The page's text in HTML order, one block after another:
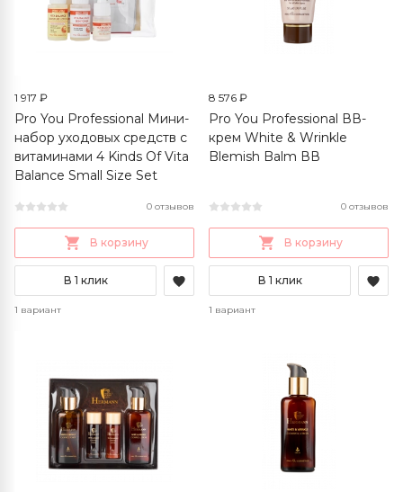
1 917 ₽
Pro You Professional Мини-
набор уходовых средств с
витаминами 4 Kinds Of Vita
Balance Small Size Set
0 отзывов
В корзину
В 1 клик
1 вариант
8 576 ₽
Pro You Professional ВВ-
крем White & Wrinkle
Blemish Balm ВВ
0 отзывов
В корзину
В 1 клик
1 вариант